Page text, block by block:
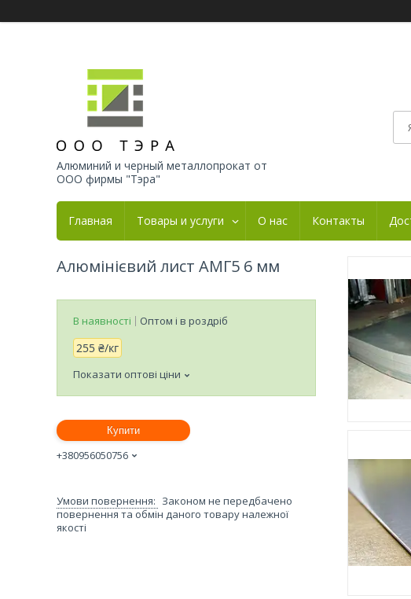
Алюминий и черный металлопрокат от
ООО фирмы "Тэра"
Главная Товары и услуги О нас Контакты
Алюмінієвий лист АМГ5 6 мм
В наявності Оптом і в роздріб
255 ₴/кг
Показати оптові ціни
Купити
+380956050756
Законом не передбачено
повернення та обмін даного товару належної
якості